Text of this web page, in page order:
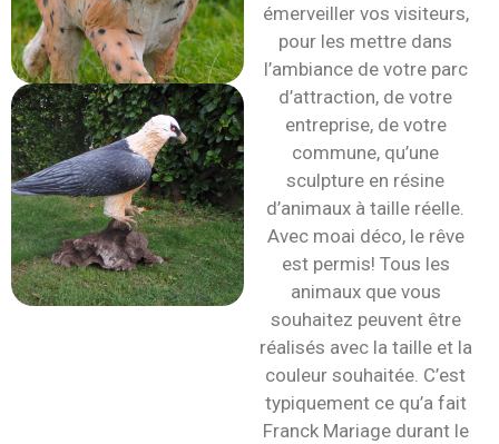
émerveiller vos visiteurs,
pour les mettre dans
l’ambiance de votre parc
d’attraction, de votre
entreprise, de votre
commune, qu’une
sculpture en résine
d’animaux à taille réelle.
Avec moai déco, le rêve
est permis! Tous les
animaux que vous
souhaitez peuvent être
réalisés avec la taille et la
couleur souhaitée. C’est
typiquement ce qu’a fait
Franck Mariage durant le